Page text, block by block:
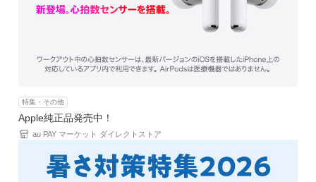
特集・その他
Apple純正品発売中！
au PAY マーケット ダイレクトストア